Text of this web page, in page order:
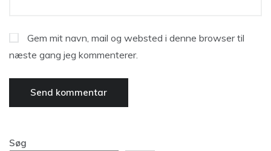
Gem mit navn, mail og websted i denne browser til
næste gang jeg kommenterer.
Søg